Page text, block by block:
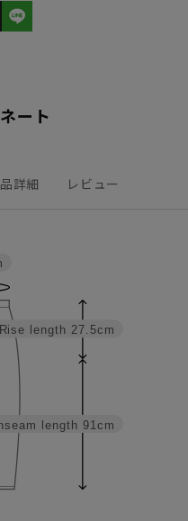
ート
詳細 レビュー
length 91cm
Rise length 27.5cm